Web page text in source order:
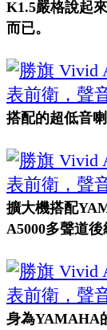
K1.5嚴格說起
而已。
搭配的超低音
擴大機搭配
A5000多聲道後
身為YAMAHA